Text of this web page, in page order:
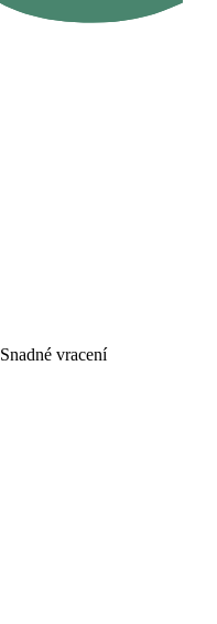
Snadné vracení